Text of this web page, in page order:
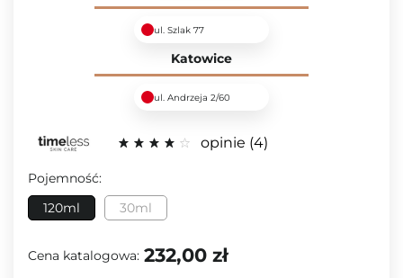
ul. Szlak 77
Katowice
ul. Andrzeja 2/60
opinie 4
Pojemność:
120ml
30ml
Cena katalogowa: 232,00 zł